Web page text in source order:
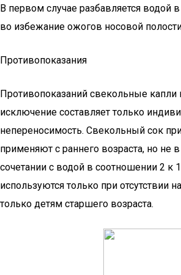
В первом случае разбавляется водой
во избежание ожогов носовой
Противопоказания
Противопоказаний свекольные
исключение составляет только
непереносимость. Свекольный сок
применяют с раннего возраста, но не
сочетании с водой в соотношении 2 к
используются только при отсутствии
только детям старшего возраста.